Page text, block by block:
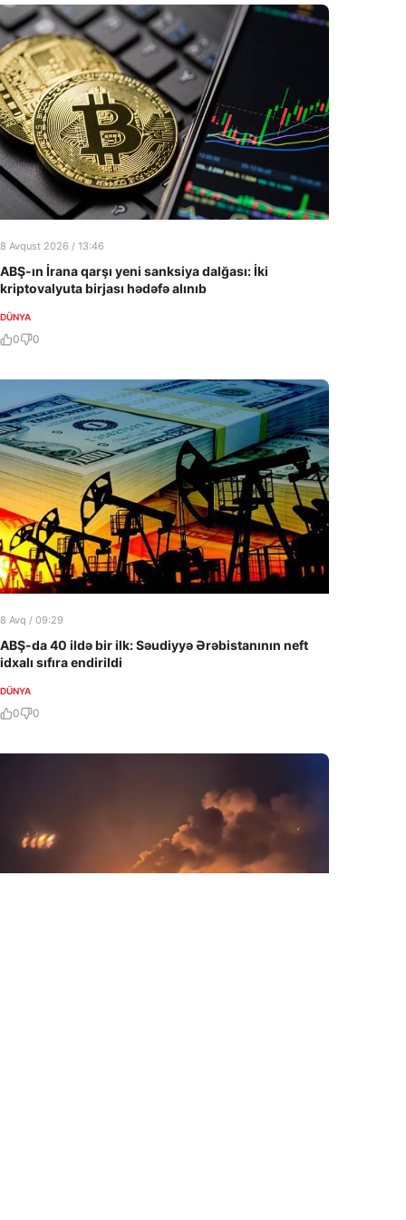
8 Avqust 2026 / 13:46
ABŞ-ın İrana qarşı yeni sanksiya dalğası: İki
kriptovalyuta birjası hədəfə alınıb
DÜNYA
0 0
8 Avq / 09:29
ABŞ-da 40 ildə bir ilk: Səudiyyə Ərəbistanının neft
idxalı sıfıra endirildi
DÜNYA
0 0